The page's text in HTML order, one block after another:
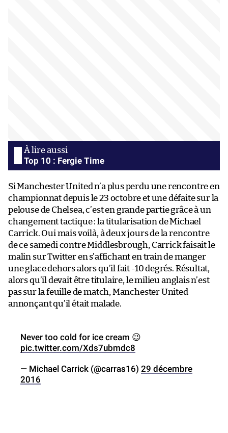
Top 10 : Fergie Time
Si Manchester United n’a plus perdu une rencontre en
championnat depuis le 23 octobre et une défaite sur la
pelouse de Chelsea, c’est en grande partie grâce à un
changement tactique : la titularisation de Michael
Carrick. Oui mais voilà, à deux jours de la rencontre
de ce samedi contre Middlesbrough, Carrick faisait le
malin sur Twitter en s’affichant en train de manger
une glace dehors alors qu’il fait -10 degrés. Résultat,
alors qu’il devait être titulaire, le milieu anglais n’est
pas sur la feuille de match, Manchester United
annonçant qu’il était malade.
Never too cold for ice cream 😉
pic.twitter.com/Xds7ubmdc8
— Michael Carrick (@carras16) 29 décembre
2016